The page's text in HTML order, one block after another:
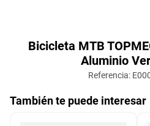
Bicicleta MTB
Aluminio
Referencia:
También te puede interesar